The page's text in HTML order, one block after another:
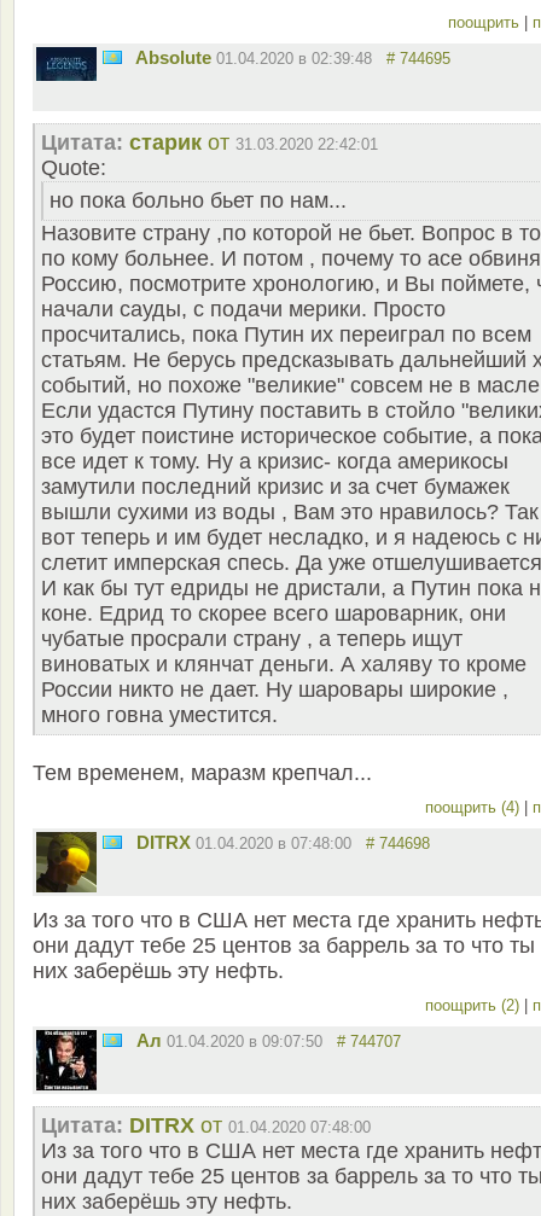
поощрить
Absolute 01.04.2020 в 02:39:48 # 744695
Цитата: старик от 31.03.2020 22:42:01
Quote:
но пока больно бьет по нам...
Назовите страну ,по которой не бьет. Вопрос в
по кому больнее. И потом , почему то асе
Россию, посмотрите хронологию, и Вы поймете,
начали сауды, с подачи мерики. Просто
просчитались, пока Путин их переиграл по всем
статьям. Не берусь предсказывать дальнейший
событий, но похоже "великие" совсем не в
Если удастся Путину поставить в стойло
это будет поистине историческое событие, а
все идет к тому. Ну а кризис- когда америкосы
замутили последний кризис и за счет бумажек
вышли сухими из воды , Вам это нравилось? Так
вот теперь и им будет несладко, и я надеюсь с
слетит имперская спесь. Да уже
И как бы тут едриды не дристали, а Путин пока
коне. Едрид то скорее всего шароварник, они
чубатые просрали страну , а теперь ищут
виноватых и клянчат деньги. А халяву то кроме
России никто не дает. Ну шаровары широкие ,
много говна уместится.
Тем временем, маразм крепчал...
поощрить (4)
DITRX 01.04.2020 в 07:48:00 # 744698
Из за того что в США нет места где хранить
они дадут тебе 25 центов за баррель за то что ты
них заберёшь эту нефть.
поощрить (2)
Ал 01.04.2020 в 09:07:50 # 744707
Цитата: DITRX от 01.04.2020 07:48:00
Из за того что в США нет места где хранить
они дадут тебе 25 центов за баррель за то что
них заберёшь эту нефть.